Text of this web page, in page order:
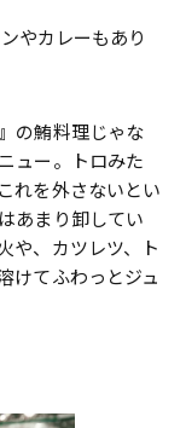
やカレーもあり
の鮪料理じゃな
ュー。トロみた
れを外さないとい
あまり卸してい
や、カツレツ、ト
けてふわっとジュ